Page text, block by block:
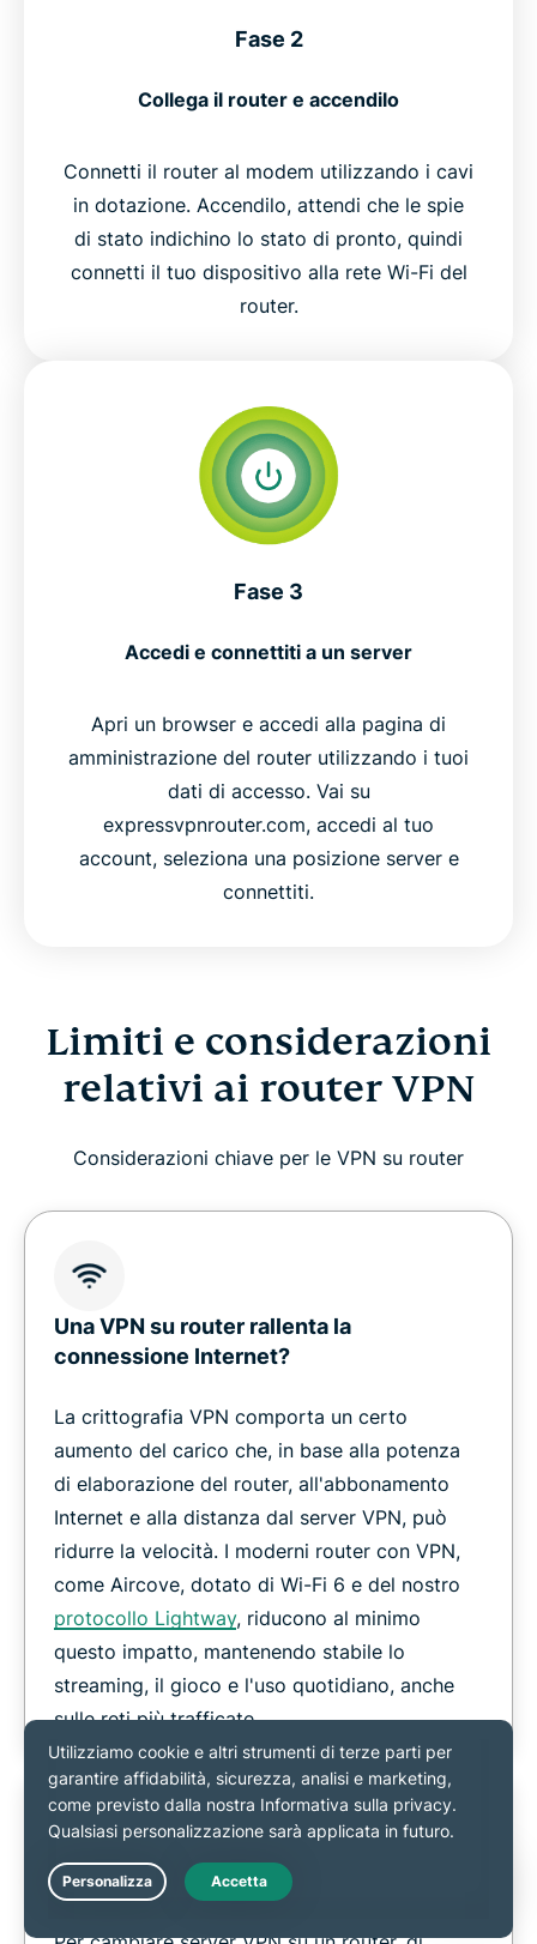
Fase 2
Collega il router e accendilo
Connetti il router al modem utilizzando i cavi
in dotazione. Accendilo, attendi che le spie
di stato indichino lo stato di pronto, quindi
connetti il tuo dispositivo alla rete Wi-Fi del
router.
Fase 3
Accedi e connettiti a un server
Apri un browser e accedi alla pagina di
amministrazione del router utilizzando i tuoi
dati di accesso. Vai su
expressvpnrouter.com, accedi al tuo
account, seleziona una posizione server e
connettiti.
Limiti e considerazioni
relativi ai router VPN
Considerazioni chiave per le VPN su router
Una VPN su router rallenta la
connessione Internet?
La crittografia VPN comporta un certo
aumento del carico che, in base alla potenza
di elaborazione del router, all'abbonamento
Internet e alla distanza dal server VPN, può
ridurre la velocità. I moderni router con VPN,
come Aircove, dotato di Wi-Fi 6 e del nostro
protocollo Lightway, riducono al minimo
questo impatto, mantenendo stabile lo
streaming, il gioco e l'uso quotidiano, anche
sulle reti più trafficate.
È facile cambiare server su un router?